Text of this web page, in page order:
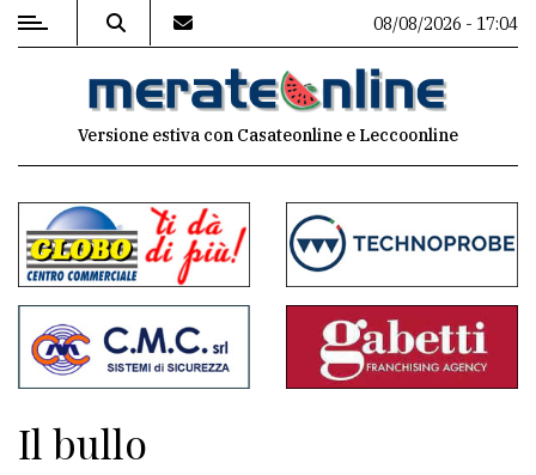
MENU
commenti
Contenuti
del
sito
Associazioni
08/08/2026 - 17:04
Versione estiva con Casateonline e Leccoonline
Il bullo